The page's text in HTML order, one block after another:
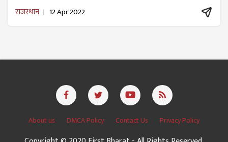
राजस्थान 12 Apr 2022
About us DMCA Policy Contact Us Privacy Policy